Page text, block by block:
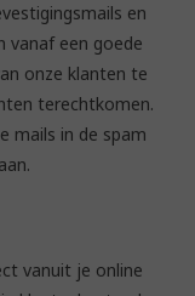
en
vanaf een goede
onze klanten te
terechtkomen.
mails in de spam
vanuit je online